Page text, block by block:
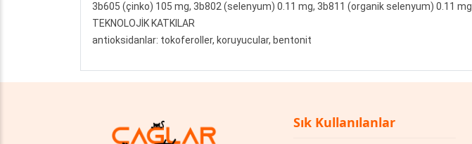
3b605 (çinko) 105 mg, 3b802 (selenyum) 0.11 mg, 3b811 (organik selenyum) 0.11 mg
TEKNOLOJİK KATKILAR
antioksidanlar: tokoferoller, koruyucular, bentonit
Sık Kullanılanlar